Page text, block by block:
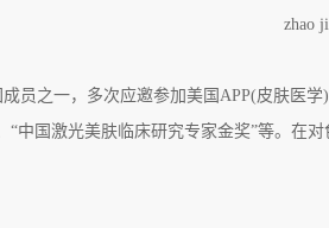
zhao
之一，多次应邀参加美国APP(皮肤医学
“中国激光美肤临床研究专家金奖”等。在